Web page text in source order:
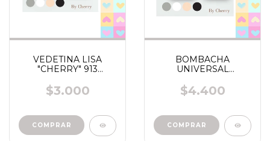
VEDETINA LISA
"CHERRY" 913
$3.000
COMPRAR
BOMBACHA
UNIVERSAL
$4.400
COMPRAR